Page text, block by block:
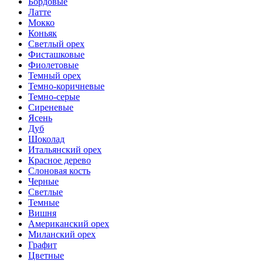
Латте
Мокко
Коньяк
Светлый орех
Фисташковые
Фиолетовые
Темный орех
Темно-коричневые
Темно-серые
Сиреневые
Ясень
Дуб
Шоколад
Итальянский орех
Красное дерево
Слоновая кость
Черные
Светлые
Темные
Вишня
Американский орех
Миланский орех
Графит
Цветные